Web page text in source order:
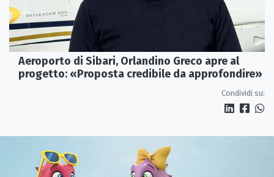
Aeroporto di Sibari, Orlandino Greco apre al
progetto: «Proposta credibile da approfondire»
Condividi su: